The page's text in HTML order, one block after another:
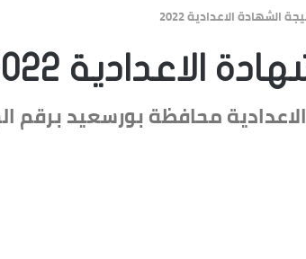
الشهادة الاعدادية 2022
الاعدادية 2022
محافظة بورسعيد برقم